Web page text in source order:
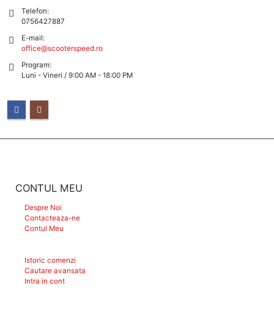
Telefon:
0756427887
E-mail:
office@scooterspeed.ro
Program:
Luni - Vineri / 9:00 AM - 18:00 PM
CONTUL MEU
Despre Noi
Contacteaza-ne
Contul Meu
Istoric comenzi
Cautare avansata
Intra in cont